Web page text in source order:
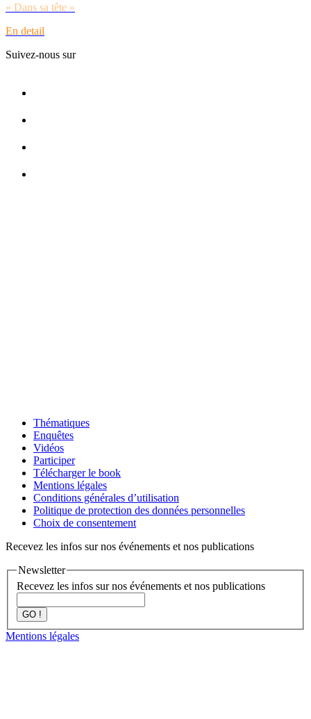
« Dans sa tête »
En detail
Suivez-nous sur
Thématiques
Enquêtes
Vidéos
Participer
Télécharger le book
Mentions légales
Conditions générales d’utilisation
Politique de protection des données personnelles
Choix de consentement
Recevez les infos sur nos événements et nos publications
Newsletter
Recevez les infos sur nos événements et nos publications
GO !
Mentions légales